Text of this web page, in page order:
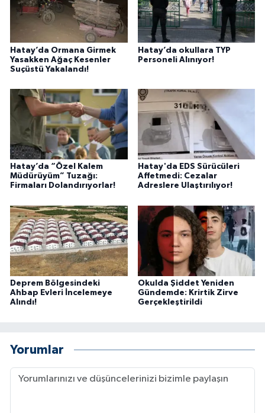
Hatay’da Ormana Girmek
Yasakken Ağaç Kesenler
Suçüstü Yakalandı!
Hatay’da okullara TYP
Personeli Alınıyor!
Hatay’da “Özel Kalem
Müdürüyüm” Tuzağı:
Firmaları Dolandırıyorlar!
Hatay'da EDS Sürücüleri
Affetmedi: Cezalar
Adreslere Ulaştırılıyor!
Deprem Bölgesindeki
Ahbap Evleri İncelemeye
Alındı!
Okulda Şiddet Yeniden
Gündemde: Krirtik Zirve
Gerçekleştirildi
Yorumlar